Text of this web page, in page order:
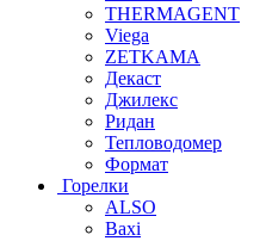
THERMAGENT
Viega
ZETKAMA
Декаст
Джилекс
Ридан
Тепловодомер
Формат
Горелки
ALSO
Baxi